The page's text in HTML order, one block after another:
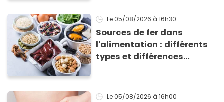
Le 05/08/2026 à 16h30
Sources de fer dans
l'alimentation : différents
types et différences
Le 05/08/2026 à 16h00